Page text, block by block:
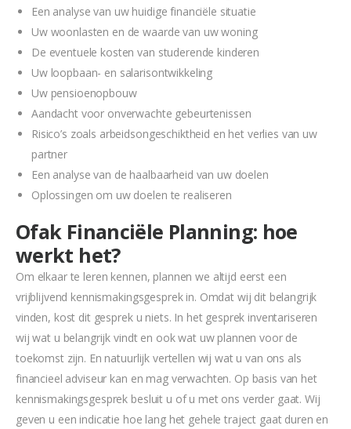
Een analyse van uw huidige financiële situatie
Uw woonlasten en de waarde van uw woning
De eventuele kosten van studerende kinderen
Uw loopbaan- en salarisontwikkeling
Uw pensioenopbouw
Aandacht voor onverwachte gebeurtenissen
Risico’s zoals arbeidsongeschiktheid en het verlies van uw
partner
Een analyse van de haalbaarheid van uw doelen
Oplossingen om uw doelen te realiseren
Ofak Financiële Planning: hoe
werkt het?
Om elkaar te leren kennen, plannen we altijd eerst een
vrijblijvend kennismakingsgesprek in. Omdat wij dit belangrijk
vinden, kost dit gesprek u niets. In het gesprek inventariseren
wij wat u belangrijk vindt en ook wat uw plannen voor de
toekomst zijn. En natuurlijk vertellen wij wat u van ons als
financieel adviseur kan en mag verwachten. Op basis van het
kennismakingsgesprek besluit u of u met ons verder gaat. Wij
geven u een indicatie hoe lang het gehele traject gaat duren en